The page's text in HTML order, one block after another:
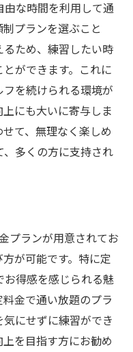
な時間を利用して通
プランを選ぶこと
ため、練習したい時
ができます。これに
を続けられる環境が
にも大いに寄与しま
て、無理なく楽しめ
多くの方に支持され
プランが用意されてお
が可能です。特に定
得感を感じられる魅
金で通い放題のプラ
にせずに練習ができ
を目指す方にお勧め